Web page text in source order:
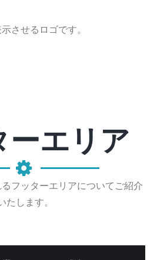
させるロゴです。
ーエリア
フッターエリアについてご紹介
たします。